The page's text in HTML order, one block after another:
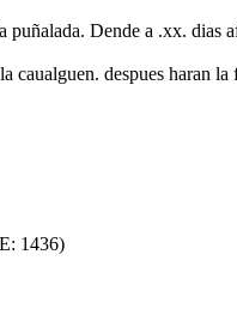
puñalada. Dende a .xx.
caualguen. despues haran
1436)